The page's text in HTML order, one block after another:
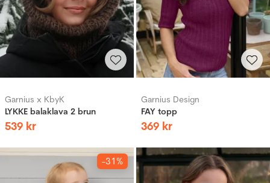
Garnius x KbyK
LYKKE balaklava 2 brun
539 kr
Garnius Design
FAY topp
369 kr
-31%